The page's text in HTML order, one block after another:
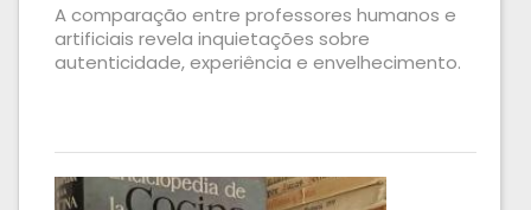
A comparação entre professores humanos e
artificiais revela inquietações sobre
autenticidade, experiência e envelhecimento.